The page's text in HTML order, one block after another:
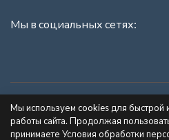
Мы в социальных сетях:
Каталог товаров
Информация
Мы используем cookies для быстрой
работы сайта. Продолжая
принимаете Условия обработки